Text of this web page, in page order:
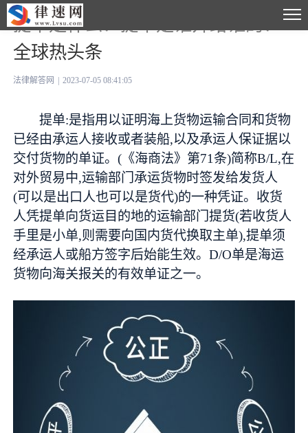
提单是什么？提单是谁开给谁的？-
全球热头条
法律解答网 2023-07-05 08:41:05
提单:是指用以证明海上货物运输合同和货物
已经由承运人接收或者装船,以及承运人保证据以
交付货物的单证。(《海商法》第71条)简称B/L,在
对外贸易中,运输部门承运货物时签发给发货人
(可以是出口人也可以是货代)的一种凭证。收货
人凭提单向货运目的地的运输部门提货(若收货人
手里是小单,则需要向国内货代换取主单),提单须
经承运人或船方签字后始能生效。D/O单是海运
货物向海关报关的有效单证之一。